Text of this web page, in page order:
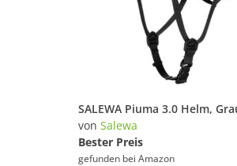
von Salewa
Bester Preis
gefunden bei Amazon